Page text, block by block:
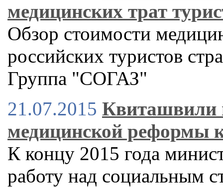
медицинских трат
Обзор стоимости
российских туристов
Группа "СОГАЗ"
21.07.2015 Квиташвили
медицинской реформы к
К концу 2015 года
работу над социальным